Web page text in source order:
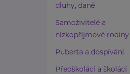
dluhy, daně
Samoživitelé a
nízkopříjmové rodiny
Puberta a dospívání
Předškoláci a školáci